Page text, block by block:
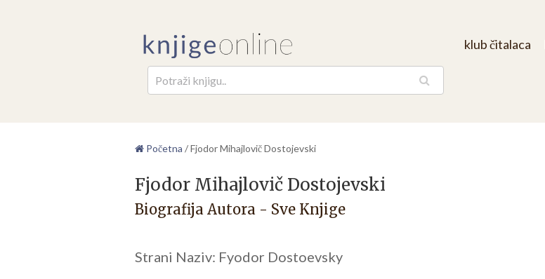
klub čitalaca
Početna /Fjodor Mihajlovič Dostojevski
Fjodor Mihajlovič Dostojevski
Biografija Autora - Sve Knjige
Strani Naziv: Fyodor Dostoevsky